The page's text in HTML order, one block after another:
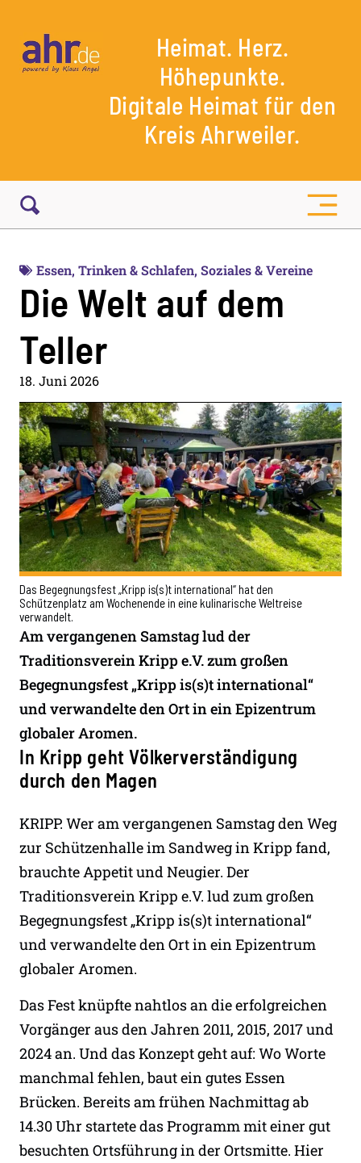
Heimat. Herz.
Höhepunkte.
Digitale Heimat für den
Kreis Ahrweiler.
Essen, Trinken & Schlafen, Soziales & Vereine
Die Welt auf dem
Teller
18. Juni 2026
Das Begegnungsfest „Kripp is(s)t international“ hat den
Schützenplatz am Wochenende in eine kulinarische Weltreise
verwandelt.
Am vergangenen Samstag lud der
Traditionsverein Kripp e.V. zum großen
Begegnungsfest „Kripp is(s)t international“
und verwandelte den Ort in ein Epizentrum
globaler Aromen.
In Kripp geht Völkerverständigung
durch den Magen
KRIPP. Wer am vergangenen Samstag den Weg
zur Schützenhalle im Sandweg in Kripp fand,
brauchte Appetit und Neugier. Der
Traditionsverein Kripp e.V. lud zum großen
Begegnungsfest „Kripp is(s)t international“
und verwandelte den Ort in ein Epizentrum
globaler Aromen.
Das Fest knüpfte nahtlos an die erfolgreichen
Vorgänger aus den Jahren 2011, 2015, 2017 und
2024 an. Und das Konzept geht auf: Wo Worte
manchmal fehlen, baut ein gutes Essen
Brücken. Bereits am frühen Nachmittag ab
14.30 Uhr startete das Programm mit einer gut
besuchten Ortsführung in der Ortsmitte. Hier